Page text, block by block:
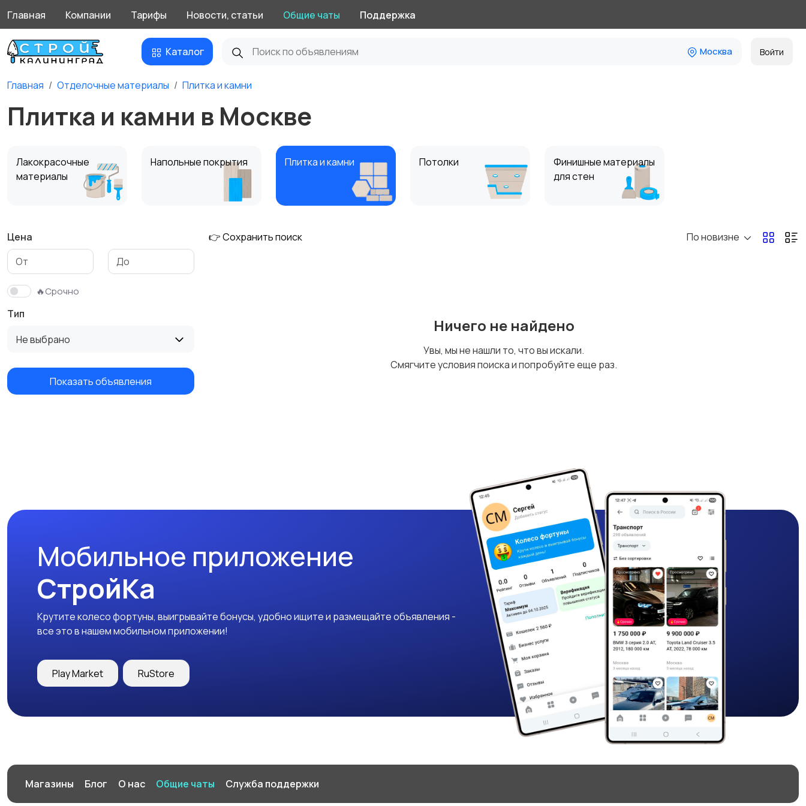
Главная Компании Тарифы Новости, статьи Общие чаты Поддержка
Каталог Москва Войти
Главная Отделочные материалы Плитка и камни
Плитка и камни в Москве
Лакокрасочные
материалы
Напольные покрытия Плитка и камни Потолки
Финишные материалы
для стен
Цена
🔥Срочно
Тип
Не выбрано
Показать объявления
👉 Сохранить поиск По новизне
Ничего не найдено
Увы, мы не нашли то, что вы искали.
Смягчите условия поиска и попробуйте еще раз.
Мобильное приложение
СтройКа
Крутите колесо фортуны, выигрывайте бонусы, удобно ищите и размещайте объявления -
все это в нашем мобильном приложении!
Play Market RuStore
Магазины Блог О нас Общие чаты Служба поддержки